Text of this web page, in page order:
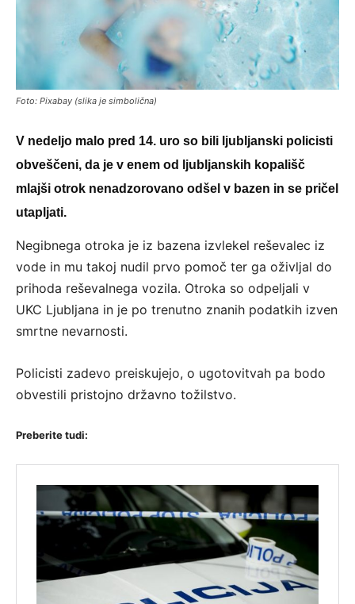
Foto: Pixabay (slika je simbolična)
V nedeljo malo pred 14. uro so bili ljubljanski policisti
obveščeni, da je v enem od ljubljanskih kopališč
mlajši otrok nenadzorovano odšel v bazen in se pričel
utapljati.
Negibnega otroka je iz bazena izvlekel reševalec iz
vode in mu takoj nudil prvo pomoč ter ga oživljal do
prihoda reševalnega vozila. Otroka so odpeljali v
UKC Ljubljana in je po trenutno znanih podatkih izven
smrtne nevarnosti.
Policisti zadevo preiskujejo, o ugotovitvah pa bodo
obvestili pristojno državno tožilstvo.
Preberite tudi: